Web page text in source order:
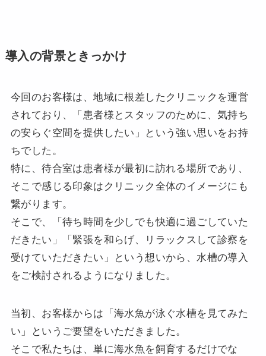
導入の背景ときっかけ
今回のお客様は、地域に根差したクリニックを運営
されており、「患者様とスタッフのために、気持ち
の安らぐ空間を提供したい」という強い思いをお持
ちでした。
特に、待合室は患者様が最初に訪れる場所であり、
そこで感じる印象はクリニック全体のイメージにも
繋がります。
そこで、「待ち時間を少しでも快適に過ごしていた
だきたい」「緊張を和らげ、リラックスして診察を
受けていただきたい」という想いから、水槽の導入
をご検討されるようになりました。
当初、お客様からは「海水魚が泳ぐ水槽を見てみた
い」というご要望をいただきました。
そこで私たちは、単に海水魚を飼育するだけでな